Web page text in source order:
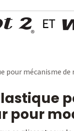
pour mécanisme de
pour